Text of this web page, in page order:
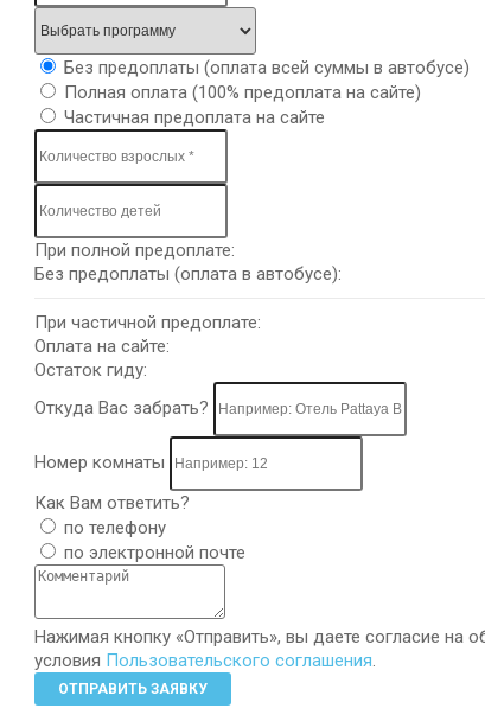
Без предоплаты (оплата всей суммы в автобусе)
Полная оплата (100% предоплата на сайте)
Частичная предоплата на сайте
При полной предоплате:
Без предоплаты (оплата в автобусе):
При частичной предоплате:
Оплата на сайте:
Остаток гиду:
Откуда Вас забрать?
Номер комнаты
Как Вам ответить?
по телефону
по электронной почте
Нажимая кнопку «Отправить», вы даете согласие на
условия Пользовательского соглашения.
ОТПРАВИТЬ ЗАЯВКУ